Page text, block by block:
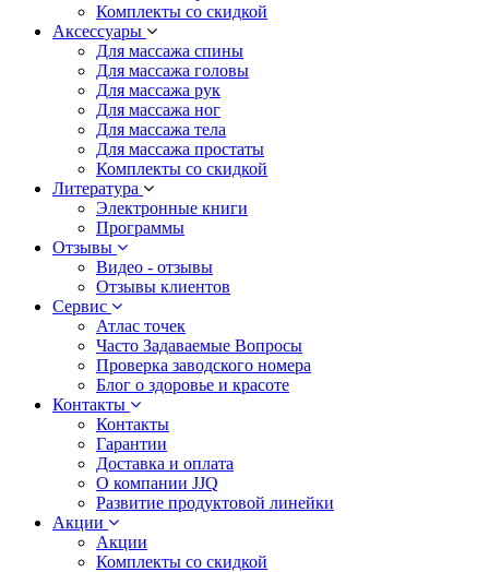
Комплекты со скидкой
Аксессуары
Для массажа спины
Для массажа головы
Для массажа рук
Для массажа ног
Для массажа тела
Для массажа простаты
Комплекты со скидкой
Литература
Электронные книги
Программы
Отзывы
Видео - отзывы
Отзывы клиентов
Сервис
Атлас точек
Часто Задаваемые Вопросы
Проверка заводского номера
Блог о здоровье и красоте
Контакты
Контакты
Гарантии
Доставка и оплата
О компании JJQ
Развитие продуктовой линейки
Акции
Акции
Комплекты со скидкой